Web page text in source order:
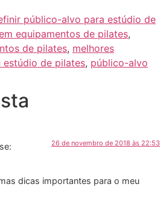
público-alvo para estúdio de
equipamentos de pilates,
de pilates, melhores
estúdio de pilates, público-alvo
26 de novembro de 2018 às 22:53
dicas importantes para o meu